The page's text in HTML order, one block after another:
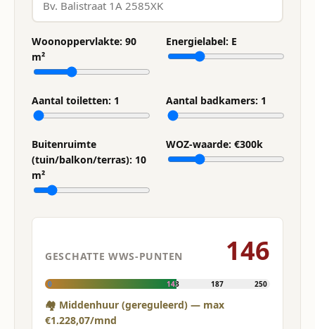
Woonoppervlakte: 90
m²
Energielabel: E
Aantal toiletten: 1 Aantal badkamers: 1
Buitenruimte
(tuin/balkon/terras): 10
m²
WOZ-waarde: €300k
GESCHATTE WWS-PUNTEN 146
0 143 187 250
🏘 Middenhuur (gereguleerd) — max
€1.228,07/mnd